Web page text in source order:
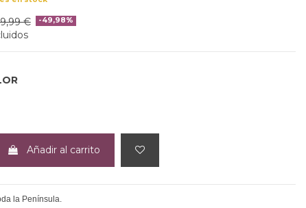
€ -49,98%
Añadir al carrito
la Península.